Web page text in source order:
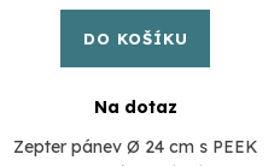
DO KOŠÍKU
Na dotaz
Zepter pánev Ø 24 cm s PEEK